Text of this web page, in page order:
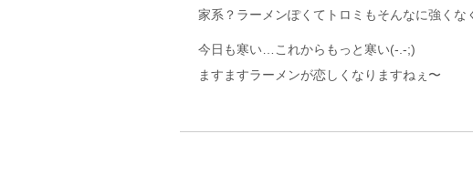
家系？ラーメンぽくてトロミもそんなに強くな
今日も寒い…これからもっと寒い(-.-;)
ますますラーメンが恋しくなりますねぇ〜